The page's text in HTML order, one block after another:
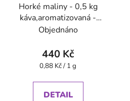
Horké maliny - 0,5 kg
káva,aromatizovaná -
Oxalis
Objednáno
440 Kč
Měrná
0,88 Kč / 1 g
DETAIL